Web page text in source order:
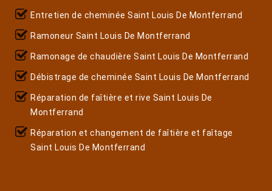
Entretien de cheminée Saint Louis De Montferrand
Ramoneur Saint Louis De Montferrand
Ramonage de chaudière Saint Louis De Montferrand
Débistrage de cheminée Saint Louis De Montferrand
Réparation de faîtière et rive Saint Louis De
Montferrand
Réparation et changement de faîtière et faîtage
Saint Louis De Montferrand